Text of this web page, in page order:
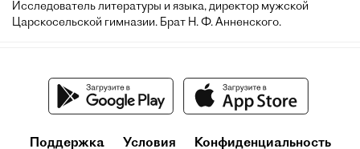
Исследователь литературы и языка, директор мужской
Царскосельской гимназии. Брат Н. Ф. Анненского.
Поддержка Условия Конфиденциальность